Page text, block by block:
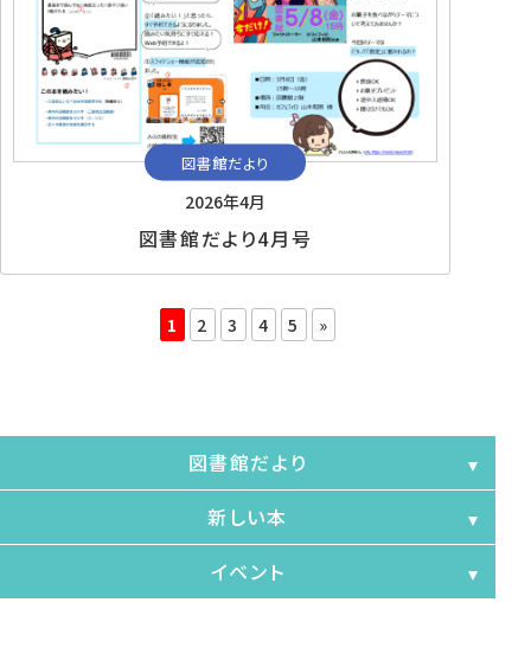
図書館だより
新しい本
イベント